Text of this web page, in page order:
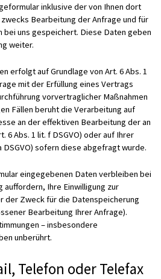
inklusive der von Ihnen dort
Bearbeitung der Anfrage und für
bei uns gespeichert. Diese Daten geben
weiter.
erfolgt auf Grundlage von Art. 6 Abs. 1
mit der Erfüllung eines Vertrags
vorvertraglicher Maßnahmen
Fällen beruht die Verarbeitung auf
an der effektiven Bearbeitung der an
6 Abs. 1 lit. f DSGVO) oder auf Ihrer
DSGVO) sofern diese abgefragt wurde.
eingegebenen Daten verbleiben bei
auffordern, Ihre Einwilligung zur
der Zweck für die Datenspeicherung
Bearbeitung Ihrer Anfrage).
– insbesondere
unberührt.
Telefon oder Telefax